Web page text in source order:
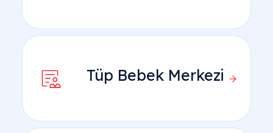
Tüp Bebek Merkezi